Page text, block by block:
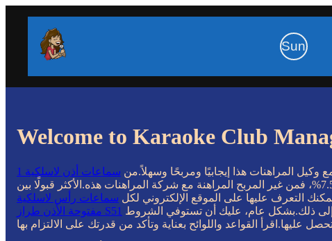
Sun
Welcome to Karaoke Club
وكيل المراهنات هذا إيجابيًا ومربحًا وسهلاً.من
ربحية أكثر من منافسيهم، مما يضمن لهم هامشًا منخفضًا.إذا كان الهامش الذي اقترحته شركة المراهنات التي اهتممت بها يزيد عن 7.5%، فمن غير المربح المراهنة مع شركة المراهنات هذه.الأكثر قبولًا بين
التعرف عليها على الموقع الإلكتروني لكل سماعات رأس لاسلكية
مفتوحة الأذن طراز S51